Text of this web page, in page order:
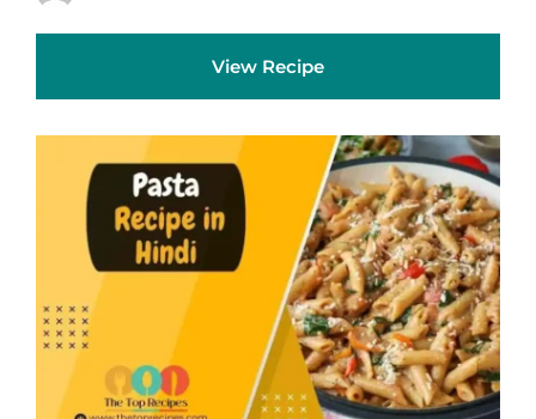
View Recipe